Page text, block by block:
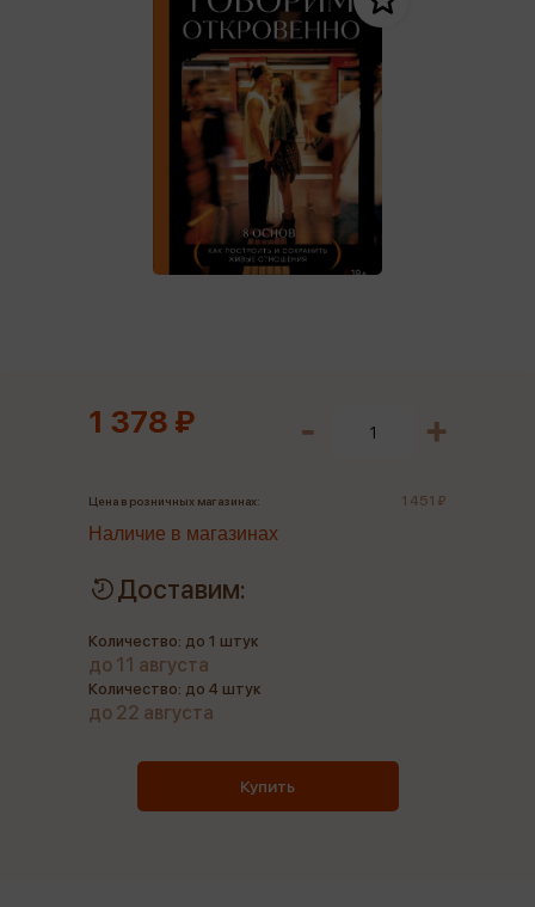
1 378 ₽
Цена в розничных магазинах: 1 451 ₽
Наличие в магазинах
Доставим:
Количество: до 1 штук
до 11 августа
Количество: до 4 штук
до 22 августа
Купить